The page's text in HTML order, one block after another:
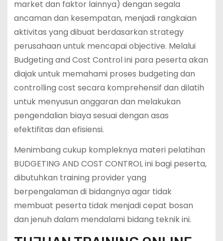
market dan faktor lainnya) dengan segala
ancaman dan kesempatan, menjadi rangkaian
aktivitas yang dibuat berdasarkan strategy
perusahaan untuk mencapai objective. Melalui
Budgeting and Cost Control ini para peserta akan
diajak untuk memahami proses budgeting dan
controlling cost secara komprehensif dan dilatih
untuk menyusun anggaran dan melakukan
pengendalian biaya sesuai dengan asas
efektifitas dan efisiensi.
Menimbang cukup kompleknya materi pelatihan
BUDGETING AND COST CONTROL ini bagi peserta,
dibutuhkan training provider yang
berpengalaman di bidangnya agar tidak
membuat peserta tidak menjadi cepat bosan
dan jenuh dalam mendalami bidang teknik ini.